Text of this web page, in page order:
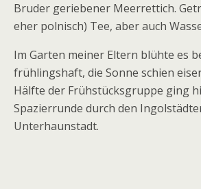
Bruder geriebener Meerrettich.
eher polnisch) Tee, aber auch
Im Garten meiner Eltern blühte es
frühlingshaft, die Sonne schien
Hälfte der Frühstücksgruppe ging
Spazierrunde durch den
Unterhaunstadt.